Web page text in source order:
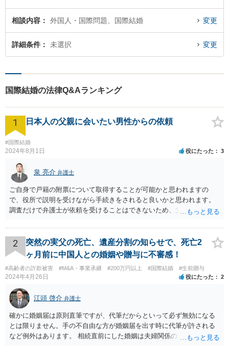
相談内容 外国人・国際問題、国際結婚 変更
詳細条件 未選択 変更
国際結婚の法律Q&Aランキング
1 日本人の父親に会いたい男性からの依頼
#国際結婚
2024年8月1日 役にたった 3
泉 亮介 弁護士
ご自身で戸籍の附票について取得することが可能かと思われますの
で、役所で説明を受けながら手続きをされると良いかと思われます。
調査だけで弁護士が依頼を受けることはできないため、父親に対して
ょう。
2
突然の実父の死亡、遺産分割の知らせで、死亡2
ヶ月前に中国人との婚姻や贈与に不審感！
#高齢者の詐欺被害 #M&A・事業承継 #200万円以上 #国際結婚 #生前贈与
2024年4月26日 役にたった 2
江頭 啓介 弁護士
確かに婚姻届は原則直筆ですが、代筆だからといって必ず無効になる
とは限りません。手の不自由な方が婚姻届を出す時に代筆が許される
など例外はあります。 相続直前にした婚姻は夫婦関係の形成を目的と